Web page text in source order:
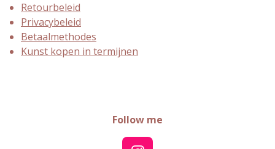
Retourbeleid
Privacybeleid
Betaalmethodes
Kunst kopen in termijnen
Follow me